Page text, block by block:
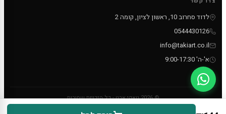
לדוד סחרוב 10, ראשון לציון, קומה 2
0544430126
info@takiart.co.il
א'-ה' 9:00-17:30
© 2026 טאקי ארט - כל הזכויות שמורות